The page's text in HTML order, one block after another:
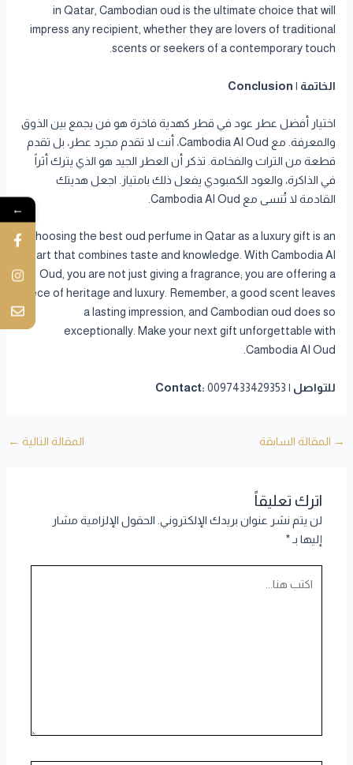
in Qatar, Cambodian oud is the ultimate choice that will
impress any recipient, whether they are lovers of traditional
scents or seekers of a contemporary touch.
الخاتمة | Conclusion
اختيار أفضل عطر عود في قطر كهدية فاخرة هو فن يجمع بين الذوق
والمعرفة. مع Cambodia Al Oud، أنت لا تقدم مجرد عطر، بل تقدم
قطعة من التراث والفخامة. تذكر أن العطر الجيد هو الذي يترك أثراً
في الذاكرة، والعود الكمبودي يفعل ذلك بامتياز. اجعل هديتك
القادمة لا تُنسى مع Cambodia Al Oud.
Choosing the best oud perfume in Qatar as a luxury gift is an
art that combines taste and knowledge. With Cambodia Al
Oud, you are not just giving a fragrance; you are offering a
piece of heritage and luxury. Remember, a good scent leaves
a lasting impression, and Cambodian oud does so
exceptionally. Make your next gift unforgettable with
Cambodia Al Oud.
للتواصل | Contact: 0097433429353
→ المقالة السابقة المقالة التالية ←
اترك تعليقاً
لن يتم نشر عنوان بريدك الإلكتروني. الحقول الإلزامية مشار
إليها بـ*
←